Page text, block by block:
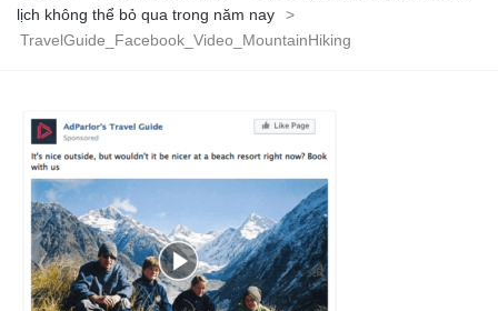
lịch không thể bỏ qua trong năm nay
>
TravelGuide_Facebook_Video_MountainHiking